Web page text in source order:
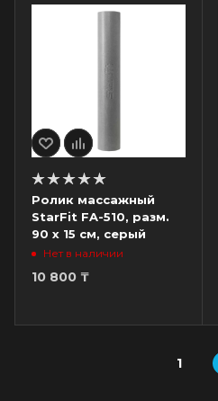
Ролик массажный
StarFit FA-510, разм.
90 х 15 см, серый
Нет в наличии
10 800 ₸
1